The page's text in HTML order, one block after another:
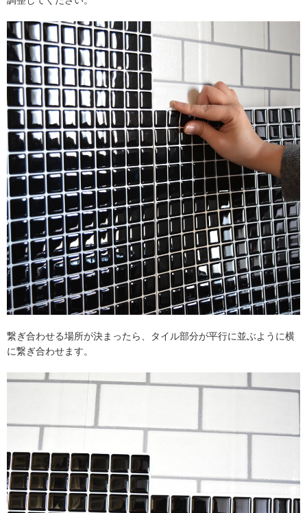
繋ぎ合わせる場所が決まったら、タイル部分が平行に並ぶように横
に繋ぎ合わせます。